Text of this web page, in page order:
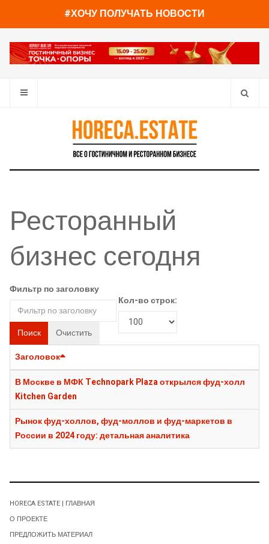
#ХОЧУ ПОЛУЧАТЬ НОВОСТИ
Ресторанный
бизнес сегодня
Фильтр по заголовку
Поиск Очистить
Кол-во строк:
Заголовок
В Москве в МФК Technopark Plaza открылся фуд-холл
Kitchen Garden
Рынок фуд-холлов, фуд-моллов и фуд-маркетов в
России в 2024 году: детальная аналитика
HORECA ESTATE | ГЛАВНАЯ
О ПРОЕКТЕ
ПРЕДЛОЖИТЬ МАТЕРИАЛ